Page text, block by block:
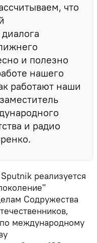
что
и полезно
нашего
работают наши
и радио
реализуется
Содружества
международному